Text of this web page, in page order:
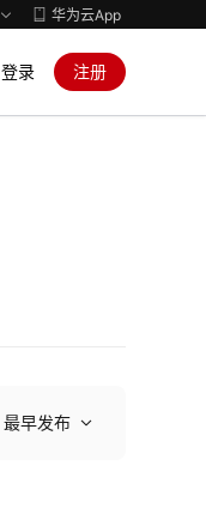
华为云App
登录 注册
最早发布